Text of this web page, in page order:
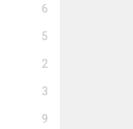
6
5
2
3
9